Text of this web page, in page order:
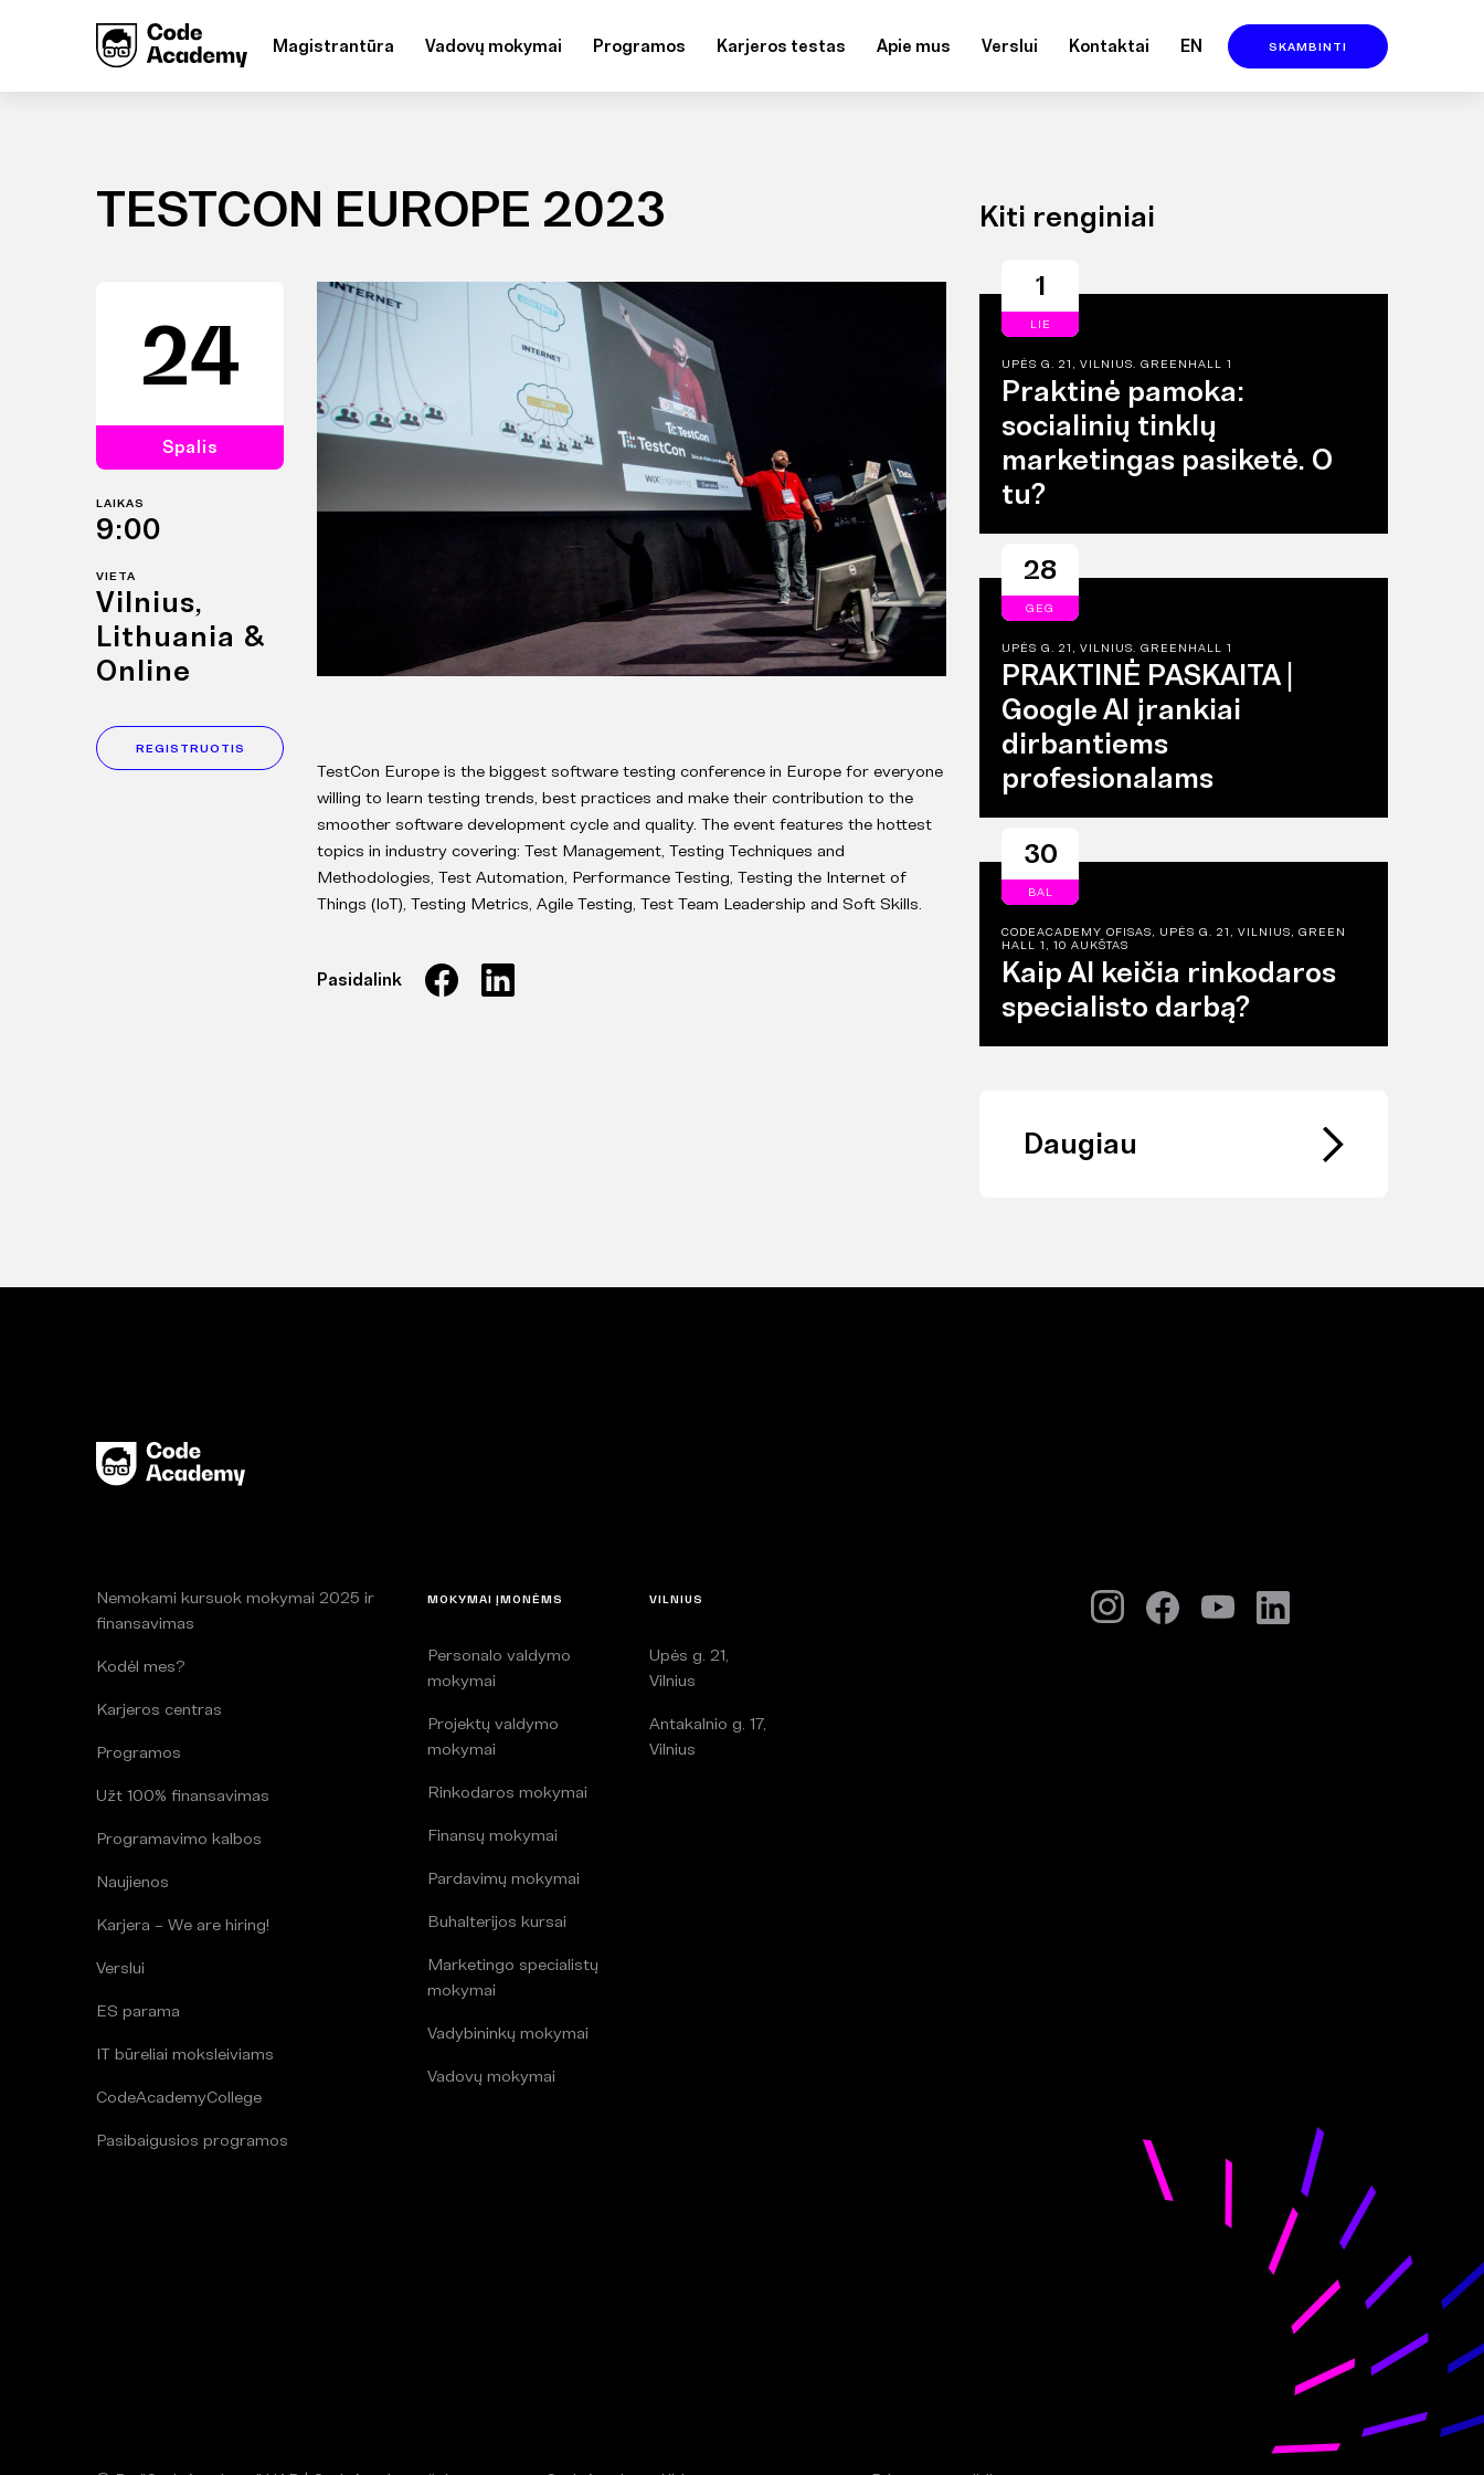
Magistrantūra Vadovų mokymai Programos Karjeros testas Apie mus Verslui Kontaktai EN SKAMBINTI
TESTCON EUROPE 2023
24
Spalis
LAIKAS
9:00
VIETA
Vilnius,
Lithuania &
Online
REGISTRUOTIS
TestCon Europe is the biggest software testing conference in Europe for everyone
willing to learn testing trends, best practices and make their contribution to the
smoother software development cycle and quality. The event features the hottest
topics in industry covering: Test Management, Testing Techniques and
Methodologies, Test Automation, Performance Testing, Testing the Internet of
Things (IoT), Testing Metrics, Agile Testing, Test Team Leadership and Soft Skills.
Pasidalink
Kiti renginiai
1
LIE
UPĖS G. 21, VILNIUS. GREENHALL 1
Praktinė pamoka:
socialinių tinklų
marketingas pasiketė. O
tu?
28
GEG
UPĖS G. 21, VILNIUS. GREENHALL 1
PRAKTINĖ PASKAITA |
Google AI įrankiai
dirbantiems
profesionalams
30
BAL
CODEACADEMY OFISAS, UPĖS G. 21, VILNIUS, GREEN
HALL 1, 10 AUKŠTAS
Kaip AI keičia rinkodaros
specialisto darbą?
Daugiau
Nemokami kursuok mokymai 2025 ir
finansavimas
Kodėl mes?
Karjeros centras
Programos
Užt 100% finansavimas
Programavimo kalbos
Naujienos
Karjera – We are hiring!
Verslui
ES parama
IT būreliai moksleiviams
CodeAcademyCollege
Pasibaigusios programos
MOKYMAI ĮMONĖMS
Personalo valdymo
mokymai
Projektų valdymo
mokymai
Rinkodaros mokymai
Finansų mokymai
Pardavimų mokymai
Buhalterijos kursai
Marketingo specialistų
mokymai
Vadybininkų mokymai
Vadovų mokymai
VILNIUS
Upės g. 21,
Vilnius
Antakalnio g. 17,
Vilnius